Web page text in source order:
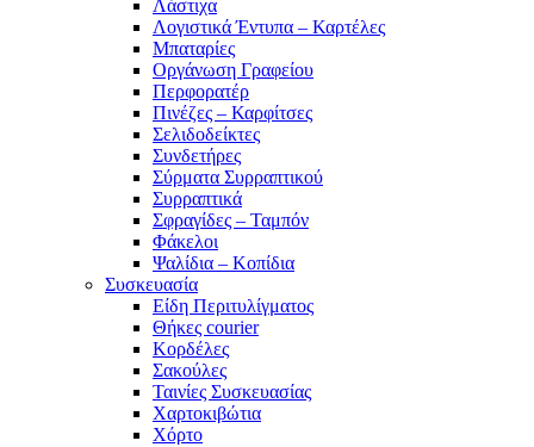
Λάστιχα
Λογιστικά Έντυπα – Καρτέλες
Μπαταρίες
Οργάνωση Γραφείου
Περφορατέρ
Πινέζες – Καρφίτσες
Σελιδοδείκτες
Συνδετήρες
Σύρματα Συρραπτικού
Συρραπτικά
Σφραγίδες – Ταμπόν
Φάκελοι
Ψαλίδια – Κοπίδια
Συσκευασία
Είδη Περιτυλίγματος
Θήκες courier
Κορδέλες
Σακούλες
Ταινίες Συσκευασίας
Χαρτοκιβώτια
Χόρτο